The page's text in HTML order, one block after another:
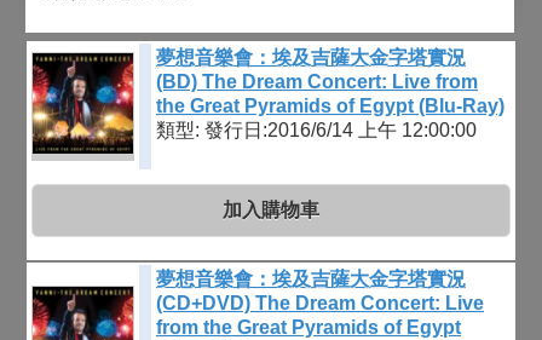
夢想音樂會：埃及吉薩大金字塔實況
(BD) The Dream Concert: Live from
the Great Pyramids of Egypt (Blu-Ray)
類型: 發行日:2016/6/14 上午 12:00:00
加入購物車
夢想音樂會：埃及吉薩大金字塔實況
(CD+DVD) The Dream Concert: Live
from the Great Pyramids of Egypt